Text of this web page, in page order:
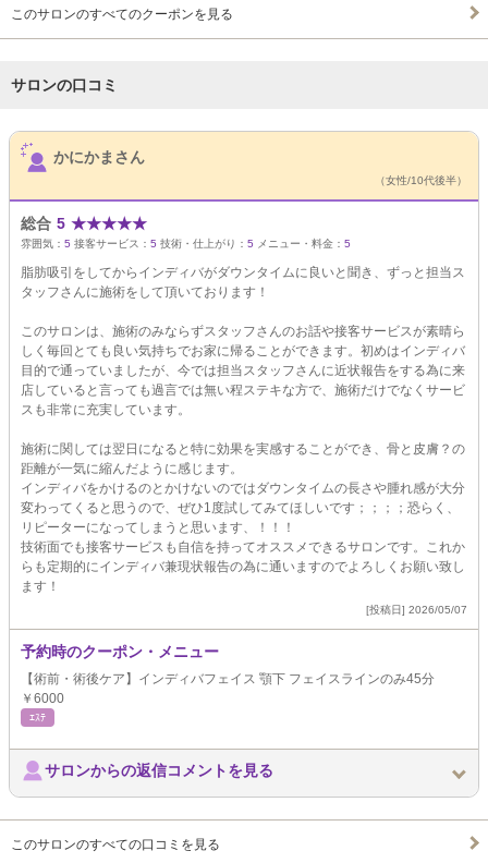
このサロンのすべてのクーポンを見る
サロンの口コミ
サロンPick Up
かにかまさん
（女性/10代後半）
総合 5 ★★★★★
雰囲気： 5 接客サービス： 5 技術・仕上がり： 5 メニュー・料金： 5
脂肪吸引をしてからインディバがダウンタイムに良いと聞き、ずっと担当ス
タッフさんに施術をして頂いております！
このサロンは、施術のみならずスタッフさんのお話や接客サービスが素晴ら
しく毎回とても良い気持ちでお家に帰ることができます。初めはインディバ
目的で通っていましたが、今では担当スタッフさんに近状報告をする為に来
店していると言っても過言では無い程ステキな方で、施術だけでなくサービ
スも非常に充実しています。
施術に関しては翌日になると特に効果を実感することができ、骨と皮膚？の
距離が一気に縮んだように感じます。
インディバをかけるのとかけないのではダウンタイムの長さや腫れ感が大分
変わってくると思うので、ぜひ1度試してみてほしいです；；；；恐らく、
リピーターになってしまうと思います、！！！
技術面でも接客サービスも自信を持ってオススメできるサロンです。これか
らも定期的にインディバ兼現状報告の為に通いますのでよろしくお願い致し
ます！
[投稿日] 2026/05/07
予約時のクーポン・メニュー
【術前・術後ケア】インディバフェイス 顎下 フェイスラインのみ45分
￥6000
ｴｽﾃ
サロンからの返信コメントを見る
このサロンのすべての口コミを見る